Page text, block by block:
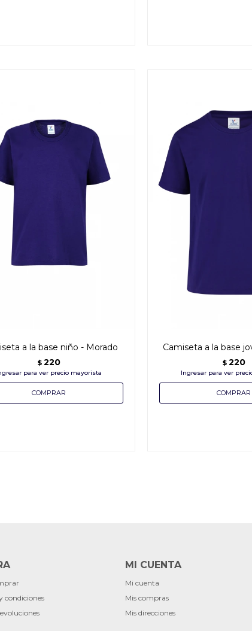
a la base niño - Morado
$ 220
Camiseta a la base
$ 220
condiciones
MI CUENTA
Mi cuenta
Mis compras
Mis direcciones